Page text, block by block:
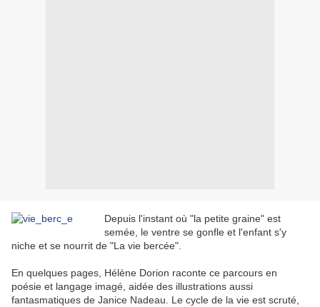
Depuis l'instant où "la petite graine" est
semée, le ventre se gonfle et l'enfant s'y
niche et se nourrit de "La vie bercée".
En quelques pages, Hélène Dorion raconte ce parcours en
poésie et langage imagé, aidée des illustrations aussi
fantasmatiques de Janice Nadeau. Le cycle de la vie est scruté,